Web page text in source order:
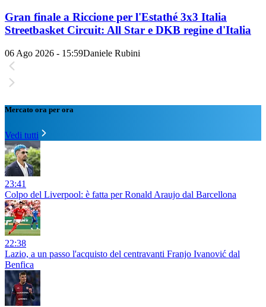
Gran finale a Riccione per l'Estathé 3x3 Italia
Streetbasket Circuit: All Star e DKB regine d'Italia
06 Ago 2026 - 15:59Daniele Rubini
Mercato ora per ora
Vedi tutti
23:41
Colpo del Liverpool: è fatta per Ronald Araujo dal Barcellona
22:38
Lazio, a un passo l'acquisto del centravanti Franjo Ivanović dal
Benfica